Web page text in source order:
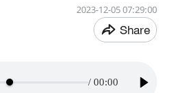
07:29:00 2023-12-05
Share
00:00
/